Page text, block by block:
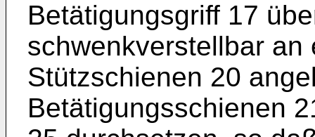
Betätigungsgriff 17
schwenkverstellbar
Stützschienen 20
Betätigungsschienen